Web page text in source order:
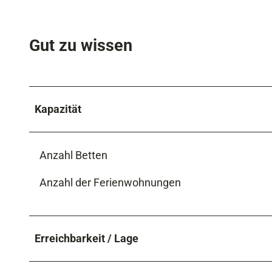
Gut zu wissen
Kapazität
Anzahl Betten
Anzahl der Ferienwohnungen
Erreichbarkeit / Lage